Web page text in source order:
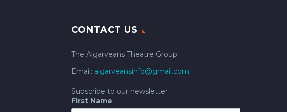
CONTACT US
The Algarveans Theatre Group
Email: algarveansinfo@gmail.com
Subscribe to our newsletter
First Name